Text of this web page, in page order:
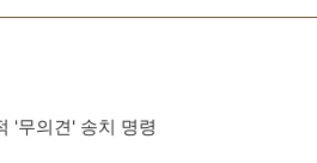
'무의견' 송치 명령